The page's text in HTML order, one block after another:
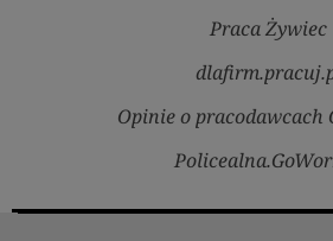
Praca Żywiec
Opinie o pracodawcach